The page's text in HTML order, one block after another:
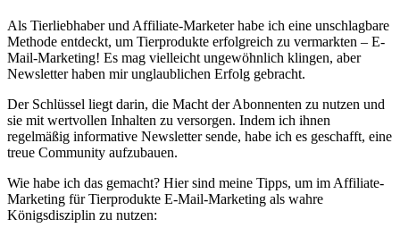
Als Tierliebhaber und Affiliate-Marketer ‍habe ich ​eine unschlagbare
Methode entdeckt, um Tierprodukte erfolgreich zu vermarkten – E-
Mail-Marketing! ‍Es mag vielleicht ungewöhnlich ⁤klingen, aber
Newsletter haben mir ⁣unglaublichen Erfolg⁢ gebracht.
Der Schlüssel liegt darin, die Macht ‍der⁤ Abonnenten zu nutzen und‌
sie mit ‌wertvollen Inhalten zu versorgen. Indem ich ihnen
regelmäßig‌ informative Newsletter sende,⁢ habe ich es geschafft, eine
treue Community aufzubauen.
Wie habe ich das gemacht? Hier sind meine Tipps, um im ⁢Affiliate-
Marketing​ für Tierprodukte E-Mail-Marketing⁤ als ⁣wahre
Königsdisziplin zu nutzen: